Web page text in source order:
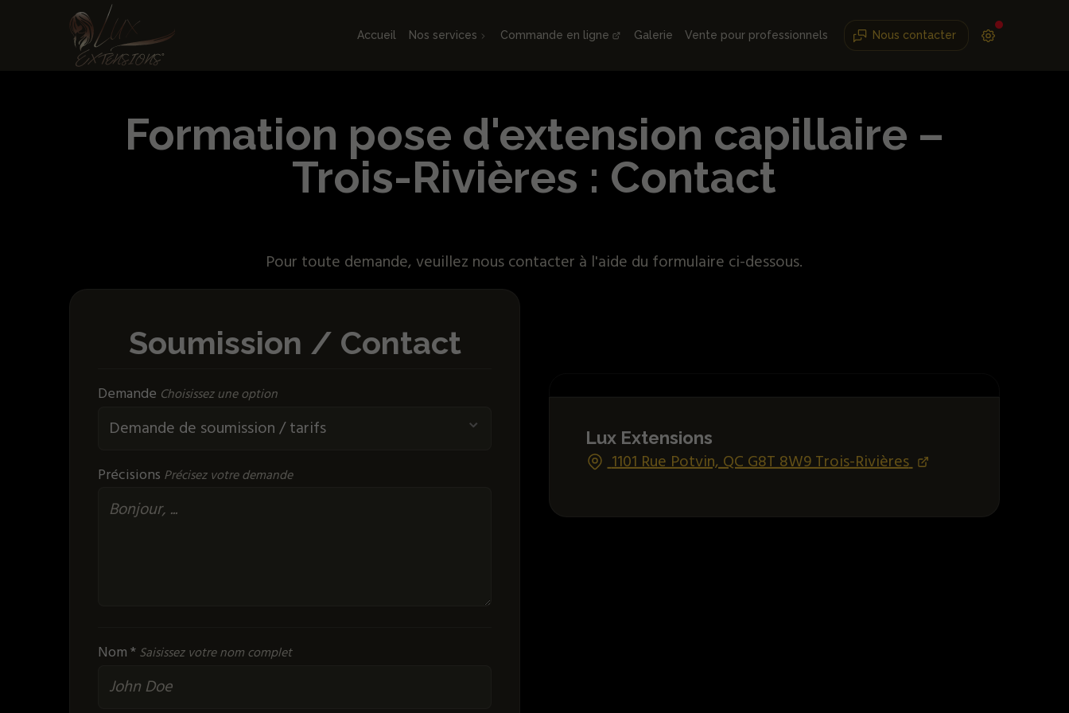
Accueil Nos services Commande en ligne Galerie Vente pour professionnels Nous contacter
Formation pose d'extension capillaire –
Trois-Rivières : Contact
Pour toute demande, veuillez nous contacter à l'aide du formulaire ci-dessous.
Soumission / Contact
Demande Choisissez une option
Précisions Précisez votre demande
Nom * Saisissez votre nom complet
Lux Extensions
1101 Rue Potvin, QC G8T 8W9 Trois-Rivières